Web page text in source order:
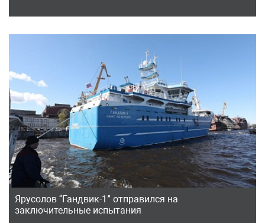
Ярусолов “Гандвик-1” отправился на
заключительные испытания